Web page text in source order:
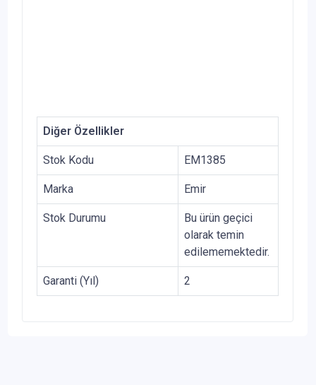
Diğer Özellikler
Stok Kodu EM1385
Marka Emir
Stok Durumu
Bu ürün geçici
olarak temin
edilememektedir.
Garanti (Yıl) 2